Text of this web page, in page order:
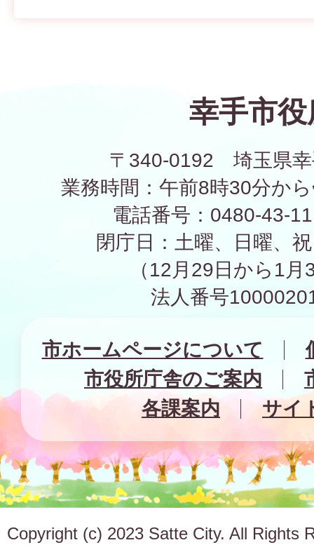
幸手市役
〒340-0192 埼玉県幸
業務時間：午前8時30分か
電話番号：0480-43-
閉庁日：土曜、日曜、
（12月29日から1
法人番号
市ホームページについて
市役所庁舎のご案内
各課案内
サイ
Copyright (c) 2023 Satte City. All Rights